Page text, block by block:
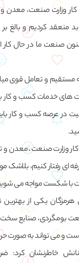
وزارت صنعت، معدن و
صنعت ما در حال کار
مستقیم و تعامل قوی
های خدمات کسب و کار
در عرصه کسب و کار
وزارت صنعت، معدن و
ای رفتار کنیم، بلاشک
با شکست مواجه می
یکی از بهترین
بومگردی، صنایع سخت
و می تواند به صورت
خاطرنشان کرد: